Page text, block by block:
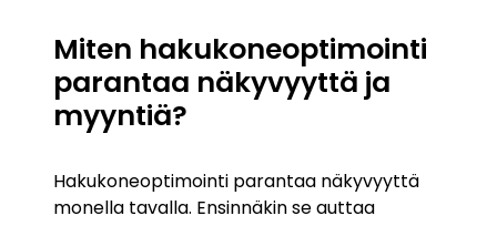
Miten hakukoneoptimointi
parantaa näkyvyyttä ja
myyntiä?
Hakukoneoptimointi parantaa näkyvyyttä
monella tavalla. Ensinnäkin se auttaa